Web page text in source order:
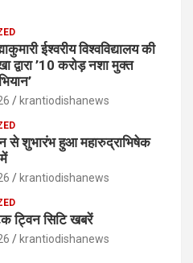
ईश्वरीय विश्वविद्यालय की
द्वारा ’10 करोड़ नशा मुक्त
krantiodishanews
से शुभारंभ हुआ महारुद्राभिषेक
krantiodishanews
ट्विन सिटि खबरें
krantiodishanews